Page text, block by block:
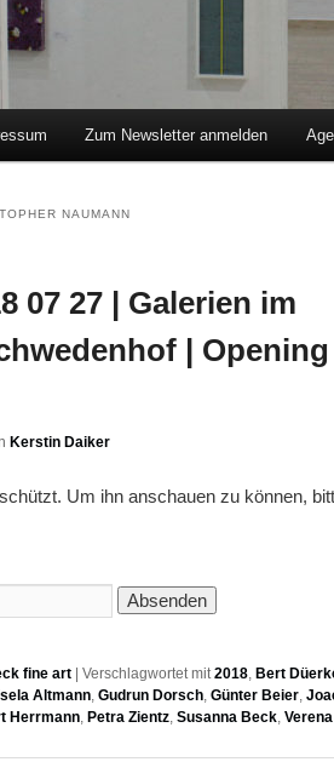
Zum Newsletter anmelden
NAUMANN
07 27 | Galerien im
| Opening
Kerstin Daiker
Um ihn anschauen zu können,
fine art Verschlagwortet mit 2018, Bert
Altmann, Gudrun Dorsch, Günter Beier,
Herrmann, Petra Zientz, Susanna Beck,